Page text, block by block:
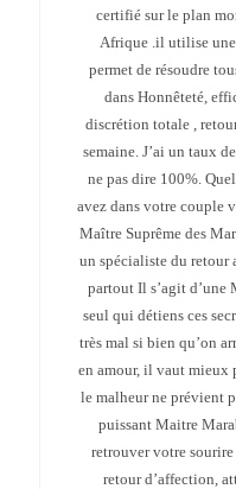
certifié sur le plan
Afrique .il utilise
permet de résoudre
dans Honnêteté,
discrétion totale ,
semaine. J’ai un taux
ne pas dire 100%.
avez dans votre couple
Maître Suprême des
un spécialiste du retour
partout Il s’agit d’une
seul qui détiens ces
très mal si bien qu’on
en amour, il vaut mieux
le malheur ne prévient
puissant Maitre
retrouver votre sourire
retour d’affection,